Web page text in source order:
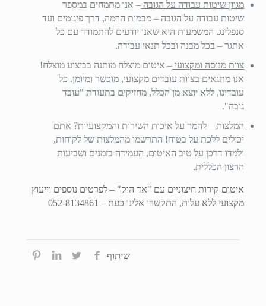
מגוון שיטות עבודה על הגובה – אנו מתמחים במספר
שיטות עבודה על הגובה – מבמות הרמה, דרך פיגומים ועד
סנפלינג. המשמעות היא שאנו יודעים להתמודד עם כל
אתגר – בכל מבנה ובכל תנאי עבודה.
צוות מנוסה ומקצועי – איטום מוצלח מותנה בביצוע מוצלח!
אנו מתגאים בצוות עובדים מקצועי, מוכשר ומיומן. כל
עובדינו, ללא יוצא מן הכלל, מחזיקים בתעודת "עובד
גובה".
המלצות – להמר על איכות השירות והמקצועיות? אתם
יכולים ללכת על בטוח! התרשמו מהמלצות של לקוחות,
ולמדו דרכן על טיב האיטום, העמידה בזמנים ושביעות
הרצון הכללית.
איטום קירות חיצוניים עם "אד הוק" – לפרטים נוספים וייעוץ
מקצועי ללא עלות, התקשרו אלינו כעת – 052-8134861
שיתוף